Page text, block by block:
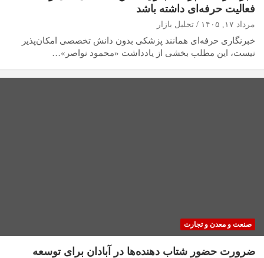
فعالیت حرفه‌ای داشته باشد
مرداد ۱۷, ۱۴۰۵ تحلیل بازار
خبرنگاری حرفه‌ای همانند پزشکی بدون دانش تخصصی امکان‌پذیر
نیست، این مطلب بخشی از یادداشت «محمود نواصر»…
صنعت و معدن و تجارت
ضرورت حضور شتاب ‌دهنده‌ها در آبادان برای توسعه